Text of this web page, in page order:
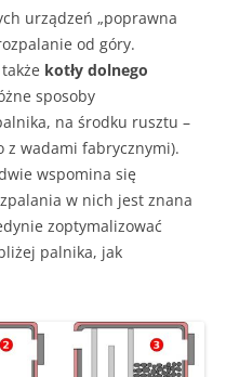
urządzeń „poprawna
od góry.
kotły dolnego
sposoby
na środku rusztu –
z wadami fabrycznymi).
wspomina się
w nich jest znana
zoptymalizować
palnika, jak